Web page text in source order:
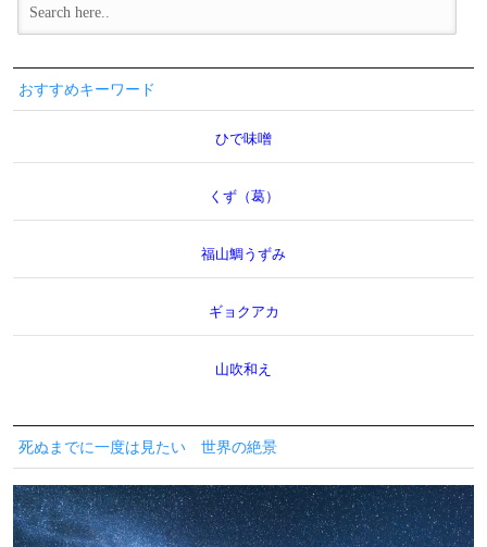
おすすめキーワード
ひで味噌
くず（葛）
福山鯛うずみ
ギョクアカ
山吹和え
死ぬまでに一度は見たい 世界の絶景